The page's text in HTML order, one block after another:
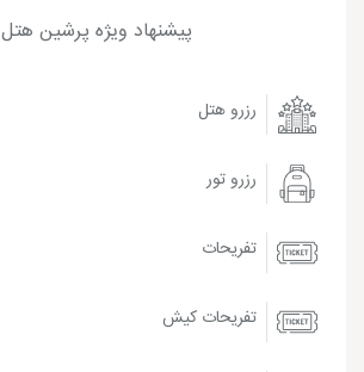
پیشنهاد ویژه پرشین هتل
رزرو هتل
رزرو تور
تفریحات
تفریحات کیش